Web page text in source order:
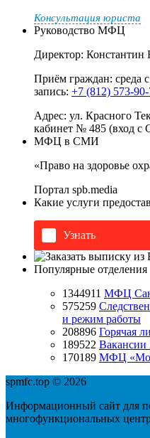
Консультация юриста
Руководство МФЦ
Директор: Константин
Приём граждан: среда
запись: +7 (812) 573-
Адрес: ул. Красного
кабинет № 485 (вход с
МФЦ в СМИ
«Право на здоровье
Портал spb.media
Какие услуги
Узнать
Популярные отделения
1344911 МФЦ
575259
и режим работы
208896 Горячая
189522
170189 МФЦ
spmfc.top © 2026
Информационный сайт для
многофункциональных